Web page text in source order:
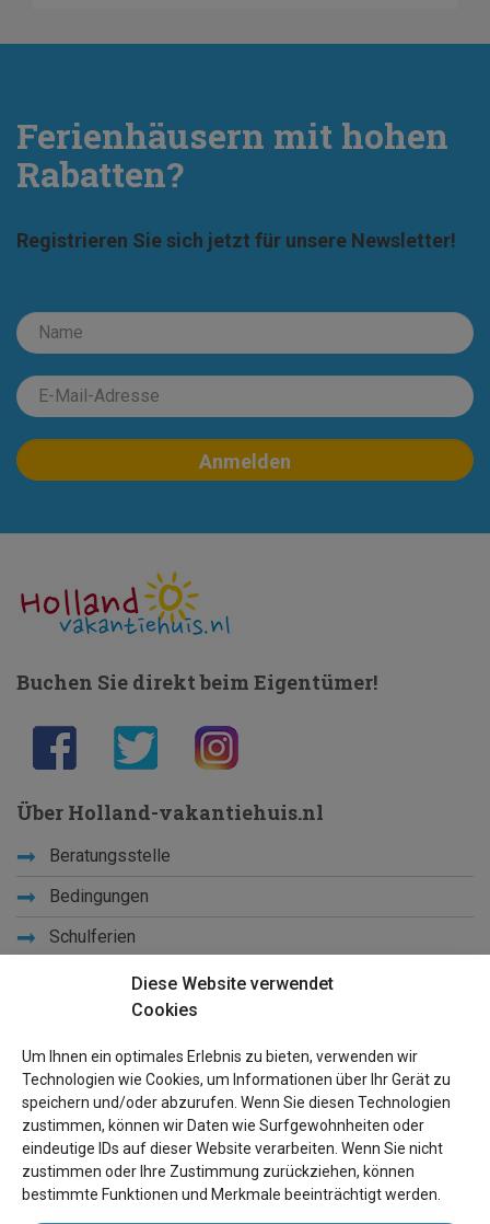
Ferienhäusern mit hohen
Rabatten?
Registrieren Sie sich jetzt für unsere Newsletter!
Diese Website verwendet
Cookies
Um Ihnen ein optimales Erlebnis zu bieten, verwenden wir
Technologien wie Cookies, um Informationen über Ihr Gerät zu
speichern und/oder abzurufen. Wenn Sie diesen Technologien
zustimmen, können wir Daten wie Surfgewohnheiten oder
eindeutige IDs auf dieser Website verarbeiten. Wenn Sie nicht
zustimmen oder Ihre Zustimmung zurückziehen, können
bestimmte Funktionen und Merkmale beeinträchtigt werden.
Buchen Sie direkt beim Eigentümer!
Über Holland-vakantiehuis.nl
Beratungsstelle
Bedingungen
Schulferien
Lernen Sie uns kennen
Links
Seiten Ûbersicht
Für Besitzer